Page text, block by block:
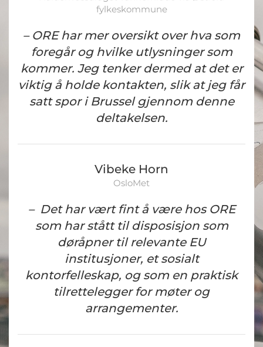
fylkeskommune
– ORE har mer oversikt over hva som
foregår og hvilke utlysninger som
kommer. Jeg tenker dermed at det er
viktig å holde kontakten, slik at jeg får
satt spor i Brussel gjennom denne
deltakelsen.
Vibeke Horn
OsloMet
– Det har vært fint å være hos ORE
som har stått til disposisjon som
døråpner til relevante EU
institusjoner, et sosialt
kontorfelleskap, og som en praktisk
tilrettelegger for møter og
arrangementer.